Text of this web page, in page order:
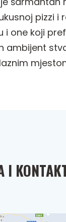
pizzi
one koji
ambijent
I